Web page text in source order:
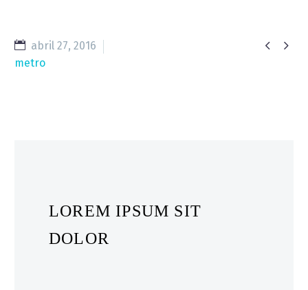
 
abril 27, 2016
metro
LOREM IPSUM SIT
DOLOR